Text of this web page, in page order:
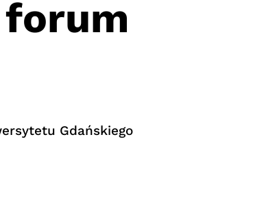
forum
Gdańskiego